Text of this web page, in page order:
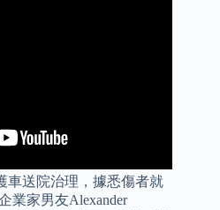
車送院治理，據悉傷者就
業家男友Alexander